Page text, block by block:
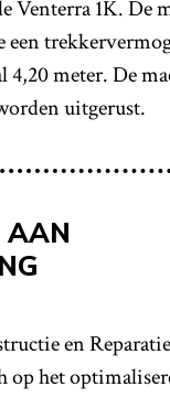
Venterra 1K. De
4,20 meter. De
uitgerust.
AAN
en
op het